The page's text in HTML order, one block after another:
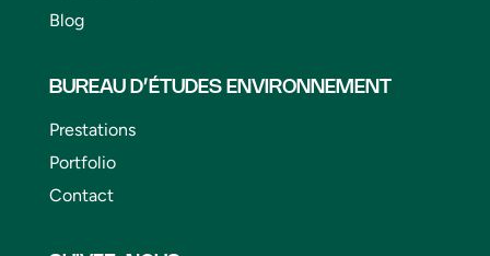
Blog
BUREAU D’ÉTUDES ENVIRONNEMENT
Prestations
Portfolio
Contact